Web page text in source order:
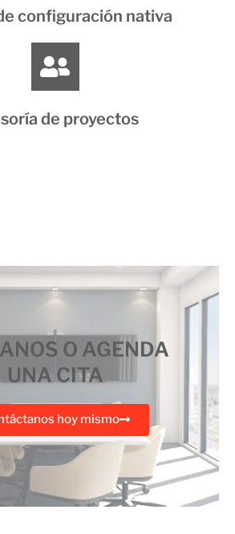
configuración nativa
de proyectos
O AGENDA
UNA CITA
hoy mismo